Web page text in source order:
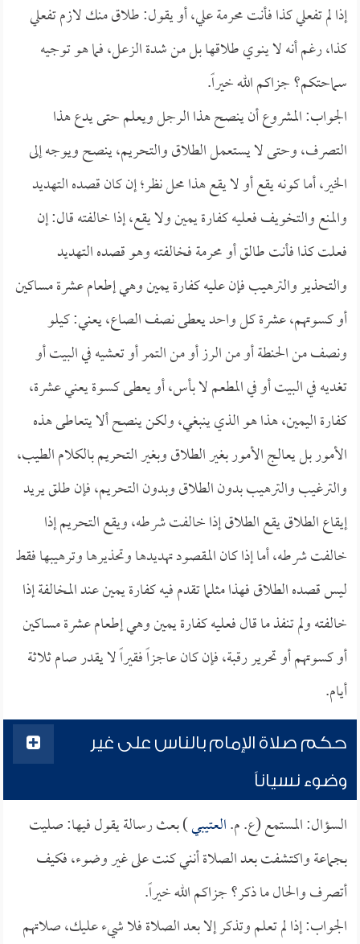
إذا لم تفعلي كذا فأنت محرمة علي، أو يقول: طلاق منك لازم تفعلي
كذا، رغم أنه لا ينوي طلاقها بل من شدة الزعل، فما هو توجيه
سماحتكم؟ جزاكم الله خيراً.
الجواب: المشروع أن ينصح هذا الرجل ويعلم حتى يدع هذا
التصرف، وحتى لا يستعمل الطلاق والتحريم، ينصح ويوجه إلى
الخير، أما كونه يقع أو لا يقع هذا محل نظر؛ إن كان قصده التهديد
والمنع والتخويف فعليه كفارة يمين ولا يقع، إذا خالفته قال: إن
فعلت كذا فأنت طالق أو محرمة فخالفته وهو قصده التهديد
والتحذير والترهيب فإن عليه كفارة يمين وهي إطعام عشرة مساكين
أو كسوتهم، عشرة كل واحد يعطى نصف الصاع، يعني: كيلو
ونصف من الحنطة أو من الرز أو من التمر أو تعشيه في البيت أو
تغديه في البيت أو في المطعم لا بأس، أو يعطى كسوة يعني عشرة،
كفارة اليمين، هذا هو الذي ينبغي، ولكن ينصح ألا يتعاطى هذه
الأمور بل يعالج الأمور بغير الطلاق وبغير التحريم بالكلام الطيب،
والترغيب والترهيب بدون الطلاق وبدون التحريم، فإن طلق يريد
إيقاع الطلاق يقع الطلاق إذا خالفت شرطه، ويقع التحريم إذا
خالفت شرطه، أما إذا كان المقصود تهديدها وتحذيرها وترهيبها فقط
ليس قصده الطلاق فهذا مثلما تقدم فيه كفارة يمين عند المخالفة إذا
خالفته ولم تنفذ ما قال فعليه كفارة يمين وهي إطعام عشرة مساكين
أو كسوتهم أو تحرير رقبة، فإن كان عاجزاً فقيراً لا يقدر صام ثلاثة
أيام.
حكم صلاة الإمام بالناس على غير
وضوء نسياناً
السؤال: المستمع (ع. م.العتيبي) بعث رسالة يقول فيها: صليت
بجماعة واكتشفت بعد الصلاة أنني كنت على غير وضوء، فكيف
أتصرف والحال ما ذكر؟ جزاكم الله خيراً.
الجواب: إذا لم تعلم وتذكر إلا بعد الصلاة فلا شيء عليك، صلاتهم